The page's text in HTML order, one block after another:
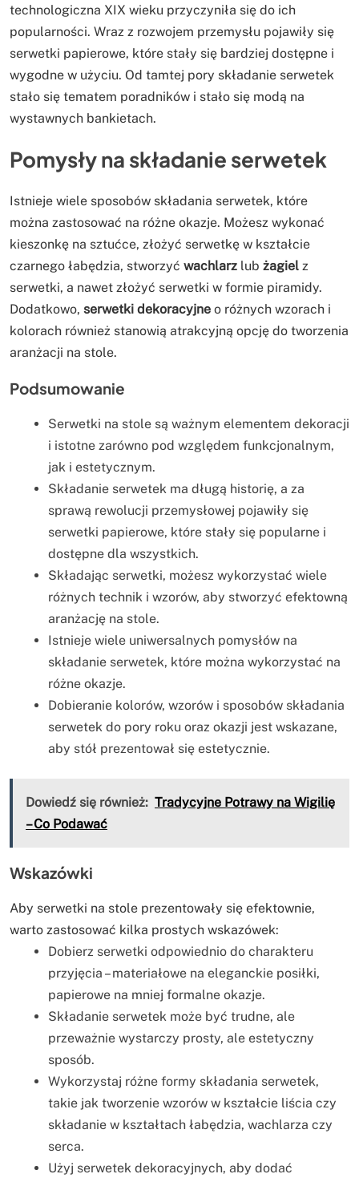
technologiczna XIX wieku przyczyniła się do ich
popularności. Wraz z rozwojem przemysłu pojawiły się
serwetki papierowe, które stały się bardziej dostępne i
wygodne w użyciu. Od tamtej pory składanie serwetek
stało się tematem poradników i stało się modą na
wystawnych bankietach.
Pomysły na składanie serwetek
Istnieje wiele sposobów składania serwetek, które
można zastosować na różne okazje. Możesz wykonać
kieszonkę na sztućce, złożyć serwetkę w kształcie
czarnego łabędzia, stworzyć wachlarz lub żagiel z
serwetki, a nawet złożyć serwetki w formie piramidy.
Dodatkowo, serwetki dekoracyjne o różnych wzorach i
kolorach również stanowią atrakcyjną opcję do tworzenia
aranżacji na stole.
Podsumowanie
Serwetki na stole są ważnym elementem dekoracji
i istotne zarówno pod względem funkcjonalnym,
jak i estetycznym.
Składanie serwetek ma długą historię, a za
sprawą rewolucji przemysłowej pojawiły się
serwetki papierowe, które stały się popularne i
dostępne dla wszystkich.
Składając serwetki, możesz wykorzystać wiele
różnych technik i wzorów, aby stworzyć efektowną
aranżację na stole.
Istnieje wiele uniwersalnych pomysłów na
składanie serwetek, które można wykorzystać na
różne okazje.
Dobieranie kolorów, wzorów i sposobów składania
serwetek do pory roku oraz okazji jest wskazane,
aby stół prezentował się estetycznie.
Dowiedź się również: Tradycyjne Potrawy na Wigilię
– Co Podawać
Wskazówki
Aby serwetki na stole prezentowały się efektownie,
warto zastosować kilka prostych wskazówek:
Dobierz serwetki odpowiednio do charakteru
przyjęcia – materiałowe na eleganckie posiłki,
papierowe na mniej formalne okazje.
Składanie serwetek może być trudne, ale
przeważnie wystarczy prosty, ale estetyczny
sposób.
Wykorzystaj różne formy składania serwetek,
takie jak tworzenie wzorów w kształcie liścia czy
składanie w kształtach łabędzia, wachlarza czy
serca.
Użyj serwetek dekoracyjnych, aby dodać